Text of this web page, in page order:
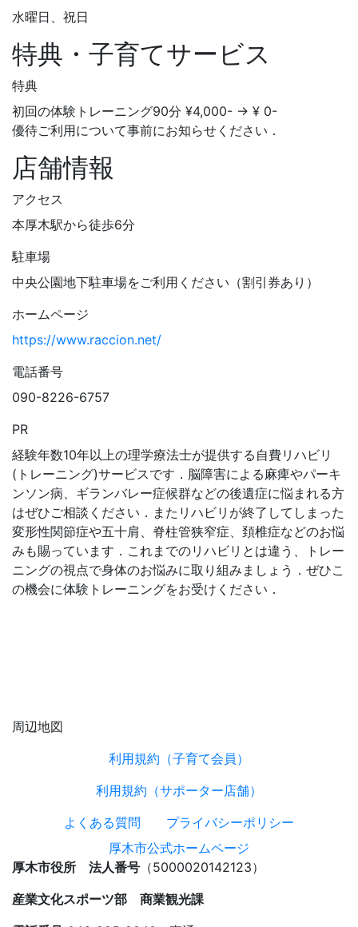
水曜日、祝日
特典・子育てサービス
特典
初回の体験トレーニング90分 ¥4,000- → ¥ 0-
優待ご利用について事前にお知らせください．
店舗情報
アクセス
本厚木駅から徒歩6分
駐車場
中央公園地下駐車場をご利用ください（割引券あり）
ホームページ
https://www.raccion.net/
電話番号
090-8226-6757
PR
経験年数10年以上の理学療法士が提供する自費リハビリ
(トレーニング)サービスです．脳障害による麻痺やパーキ
ンソン病、ギランバレー症候群などの後遺症に悩まれる方
はぜひご相談ください．またリハビリが終了してしまった
変形性関節症や五十肩、脊柱管狭窄症、頚椎症などのお悩
みも賜っています．これまでのリハビリとは違う、トレー
ニングの視点で身体のお悩みに取り組みましょう．ぜひこ
の機会に体験トレーニングをお受けください．
周辺地図
利用規約（子育て会員）
利用規約（サポーター店舗）
よくある質問
プライバシーポリシー
厚木市公式ホームページ
厚木市役所 法人番号 （5000020142123）
産業文化スポーツ部 商業観光課